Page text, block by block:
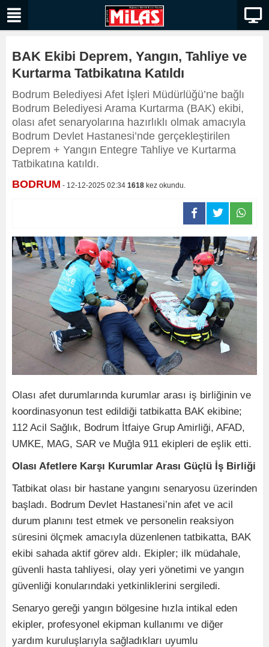
BAK Ekibi Deprem, Yangın, Tahliye ve
Kurtarma Tatbikatına Katıldı
Bodrum Belediyesi Afet İşleri Müdürlüğü’ne bağlı
Bodrum Belediyesi Arama Kurtarma (BAK) ekibi,
olası afet senaryolarına hazırlıklı olmak amacıyla
Bodrum Devlet Hastanesi’nde gerçekleştirilen
Deprem + Yangın Entegre Tahliye ve Kurtarma
Tatbikatına katıldı.
BODRUM - 12-12-2025 02:34 1618 kez okundu.
Olası afet durumlarında kurumlar arası iş birliğinin ve
koordinasyonun test edildiği tatbikatta BAK ekibine;
112 Acil Sağlık, Bodrum İtfaiye Grup Amirliği, AFAD,
UMKE, MAG, SAR ve Muğla 911 ekipleri de eşlik etti.
Olası Afetlere Karşı Kurumlar Arası Güçlü İş Birliği
Tatbikat olası bir hastane yangını senaryosu üzerinden
başladı. Bodrum Devlet Hastanesi’nin afet ve acil
durum planını test etmek ve personelin reaksiyon
süresini ölçmek amacıyla düzenlenen tatbikatta, BAK
ekibi sahada aktif görev aldı. Ekipler; ilk müdahale,
güvenli hasta tahliyesi, olay yeri yönetimi ve yangın
güvenliği konularındaki yetkinliklerini sergiledi.
Senaryo gereği yangın bölgesine hızla intikal eden
ekipler, profesyonel ekipman kullanımı ve diğer
yardım kuruluşlarıyla sağladıkları uyumlu